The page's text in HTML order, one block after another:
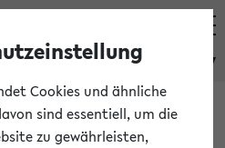
eKVV
eKVV
Cookies und ähnliche
sind essentiell, um die
zu gewährleisten,